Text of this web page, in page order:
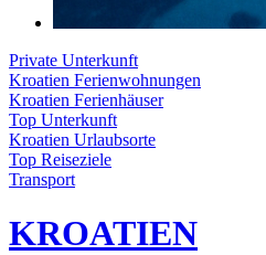
Private Unterkunft
Kroatien Ferienwohnungen
Kroatien Ferienhäuser
Top Unterkunft
Kroatien Urlaubsorte
Top Reiseziele
Transport
KROATIEN